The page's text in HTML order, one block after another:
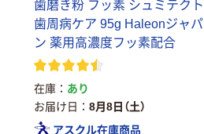
歯磨き粉 フッ素 シュミテクト
歯周病ケア 95g Haleonジャパ
ン 薬用高濃度フッ素配合
在庫
あり
お届け日
8月8日（土）
アスクル在庫商品